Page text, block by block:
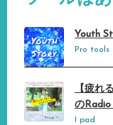
Youth
Pro tools
【疲れ
の
I pad